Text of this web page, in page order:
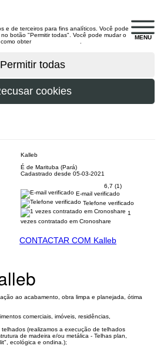
MENU
e de terceiros para fins analíticos. Você pode
botão "Permitir todas". Você pode mudar o
como obter
Kalleb
É de Marituba (Pará)
Cadastrado desde 05-03-2021
6,7 (1)
E-mail verificado
Telefone verificado
1
vezes contratado em Cronoshare
CONTACTAR COM Kalleb
ao acabamento, obra limpa e planejada, ótima
comerciais, imóveis, residências,
(realizamos a execução de telhados
de madeira e/ou metálica - Telhas plan,
ecológica e ondina.);